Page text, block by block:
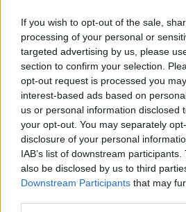
If you wish to opt-out of the sale,
processing of your personal or
targeted advertising by us, please
section to confirm your selection.
opt-out request is processed you
interest-based ads based on
us or personal information disclosed
your opt-out. You may separately
disclosure of your personal
IAB’s list of downstream
also be disclosed by us to third
Downstream Participants that may
απαράδεκτα επεισόδια θα
αυστηρότερο Αντιρατσιστικό Νόμο.
αυτή η οποία πρώτη οφείλει να
Αλλοίμονο αν στις μέρες μας δεν
οπαδός μιας ομάδας. Να σκέφτεται
είναι διαφορετικός. Όποιος
λέω ότι προσβάλλει την ίδια τη